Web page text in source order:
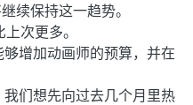
续保持这一趋势。
次更多。
增加动画师的预算，并在
们想先向过去几个月里热